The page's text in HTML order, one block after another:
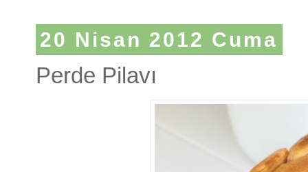
20 Nisan 2012 Cuma
Perde Pilavı